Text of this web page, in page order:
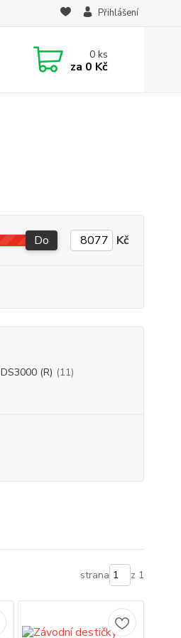
Přihlášení
0ks
za 0 Kč
Do Kč
DS3000 (R) (11)
strana z 1